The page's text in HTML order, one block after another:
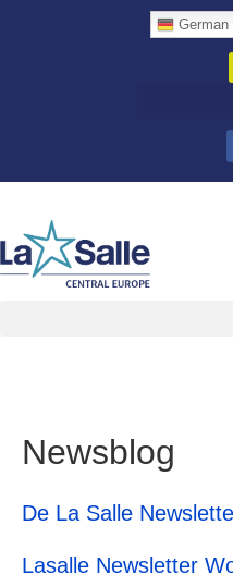
German
Newsblog
De La Salle
Lasalle Newsletter